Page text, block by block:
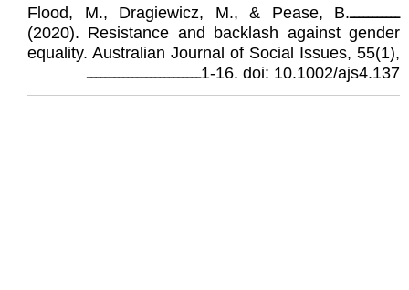
ـــــــــــFlood, M., Dragiewicz, M., & Pease, B.
(2020). Resistance and backlash against gender
equality. Australian Journal of Social Issues, 55(1),
1-16. doi: 10.1002/ajs4.137ـــــــــــــــــــــــــ